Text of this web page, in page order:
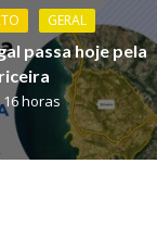
GERAL
passa hoje pela
16 horas